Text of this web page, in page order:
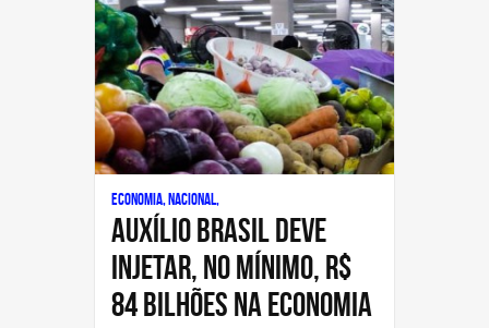
Economia, Nacional,
Auxílio Brasil deve
injetar, no mínimo, R$
84 bilhões na economia